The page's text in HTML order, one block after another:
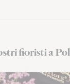
fioristi a